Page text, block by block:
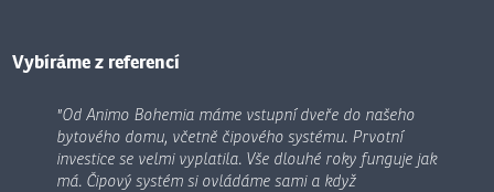
odeslat.
Vybíráme z referencí
"Od Animo Bohemia máme vstupní dveře do našeho
bytového domu, včetně čipového systému. Prvotní
investice se velmi vyplatila. Vše dlouhé roky funguje jak
má. Čipový systém si ovládáme sami a když